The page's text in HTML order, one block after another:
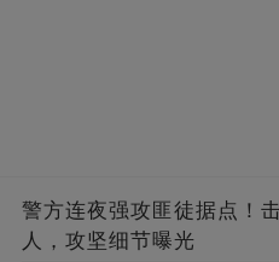
警方连夜强攻匪徒据点！
人，攻坚细节曝光